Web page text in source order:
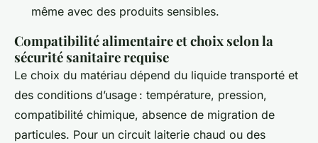
même avec des produits sensibles.
Compatibilité alimentaire et choix selon la
sécurité sanitaire requise
Le choix du matériau dépend du liquide transporté et
des conditions d’usage : température, pression,
compatibilité chimique, absence de migration de
particules. Pour un circuit laiterie chaud ou des